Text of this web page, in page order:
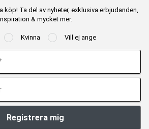
köp! Ta del av nyheter, exklusiva erbjudanden,
& mycket mer.
Kvinna Vill ej ange